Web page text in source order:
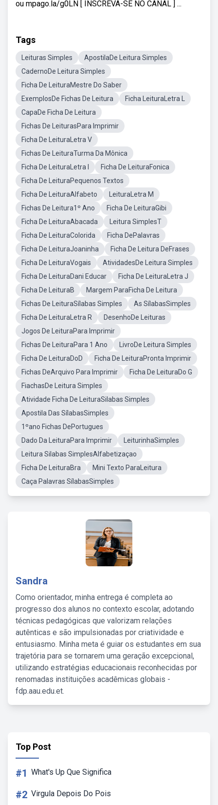
ou mpago.la/g0LN [ INSCREVA-SE NO CANAL ] ...
Tags
Leituras Simples
ApostilaDe Leitura Simples
CadernoDe Leitura Simples
Ficha De LeituraMestre Do Saber
ExemplosDe Fichas De Leitura
Ficha LeituraLetra L
CapaDe Ficha De Leitura
Fichas De LeiturasPara Imprimir
Ficha De LeituraLetra V
Fichas De LeituraTurma Da Mônica
Ficha De LeituraLetra I
Ficha De LeituraFonica
Ficha De LeituraPequenos Textos
Ficha De LeituraAlfabeto
LeituraLetra M
Fichas De Leitura1º Ano
Ficha De LeituraGibi
Ficha De LeituraAbacada
Leitura SimplesT
Ficha De LeituraColorida
Ficha DePalavras
Ficha De LeituraJoaninha
Ficha De Leitura DeFrases
Ficha De LeituraVogais
AtividadesDe Leitura Simples
Ficha De LeituraDani Educar
Ficha De LeituraLetra J
Ficha De LeituraB
Margem ParaFicha De Leitura
Fichas De LeituraSílabas Simples
As SílabasSimples
Ficha De LeituraLetra R
DesenhoDe Leituras
Jogos De LeituraPara Imprimir
Fichas De LeituraPara 1 Ano
LivroDe Leitura Simples
Ficha De LeituraDoD
Ficha De LeituraPronta Imprimir
Fichas DeArquivo Para Imprimir
Ficha De LeituraDo G
FiachasDe Leitura Simples
Atividade Ficha De LeituraSilabas Simples
Apostila Das SílabasSimples
1ºano Fichas DePortugues
Dado Da LeituraPara Imprimir
LeiturinhaSimples
Leitura Silabas SimplesAlfabetizaçao
Ficha De LeituraBra
Mini Texto ParaLeitura
Caça Palavras SílabasSimples
Sandra
Como orientador, minha entrega é completa ao
progresso dos alunos no contexto escolar, adotando
técnicas pedagógicas que valorizam relações
autênticas e são impulsionadas por criatividade e
entusiasmo. Minha meta é guiar os estudantes em sua
trajetória para se tornarem uma geração excepcional,
utilizando estratégias educacionais reconhecidas por
renomadas instituições acadêmicas globais -
fdp.aau.edu.et.
Top Post
#1 What's Up Que Significa
#2 Virgula Depois Do Pois